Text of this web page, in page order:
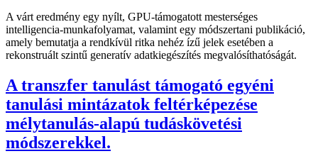
A várt eredmény egy nyílt, GPU-támogatott mesterséges
intelligencia-munkafolyamat, valamint egy módszertani publikáció,
amely bemutatja a rendkívül ritka nehéz ízű jelek esetében a
rekonstruált szintű generatív adatkiegészítés megvalósíthatóságát.
A transzfer tanulást támogató egyéni
tanulási mintázatok feltérképezése
mélytanulás-alapú tudáskövetési
módszerekkel.